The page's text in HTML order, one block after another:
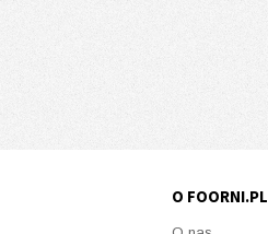
O FOORNI.PL